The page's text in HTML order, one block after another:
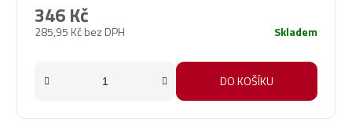
285,95 Kč bez DPH
346 Kč
Skladem
DO KOŠÍKU